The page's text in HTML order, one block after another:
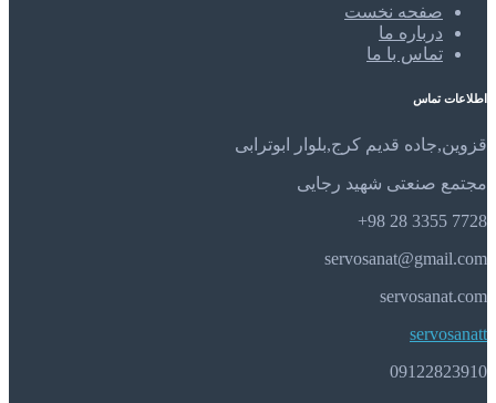
صفحه نخست
درباره ما
تماس با ما
اطلاعات تماس
قزوین,جاده قدیم کرج,بلوار ابوترابی
مجتمع صنعتی شهید رجایی
7728 3355 28 98+
servosanat@gmail.com
servosanat.com
servosanatt
09122823910